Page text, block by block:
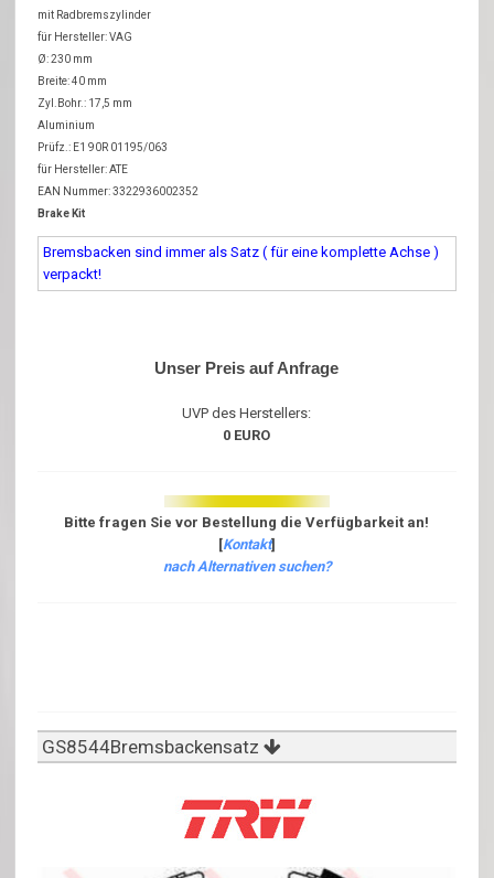
mit Radbremszylinder
für Hersteller: VAG
Ø: 230 mm
Breite: 40 mm
Zyl.Bohr.: 17,5 mm
Aluminium
Prüfz.: E1 90R 01195/063
für Hersteller: ATE
EAN Nummer: 3322936002352
Brake Kit
Bremsbacken sind immer als Satz ( für eine komplette Achse )
verpackt!
Unser Preis auf Anfrage
UVP des Herstellers:
0 EURO
Bitte fragen Sie vor Bestellung die Verfügbarkeit an!
[Kontakt]
nach Alternativen suchen?
GS8544Bremsbackensatz